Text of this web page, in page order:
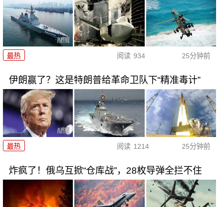
最热 阅读 934 25分钟前
伊朗赢了？这是特朗普给革命卫队下“精准毒计”
最热 阅读 1214 25分钟前
炸疯了！俄乌互掀“仓库战”，28枚导弹全拦不住